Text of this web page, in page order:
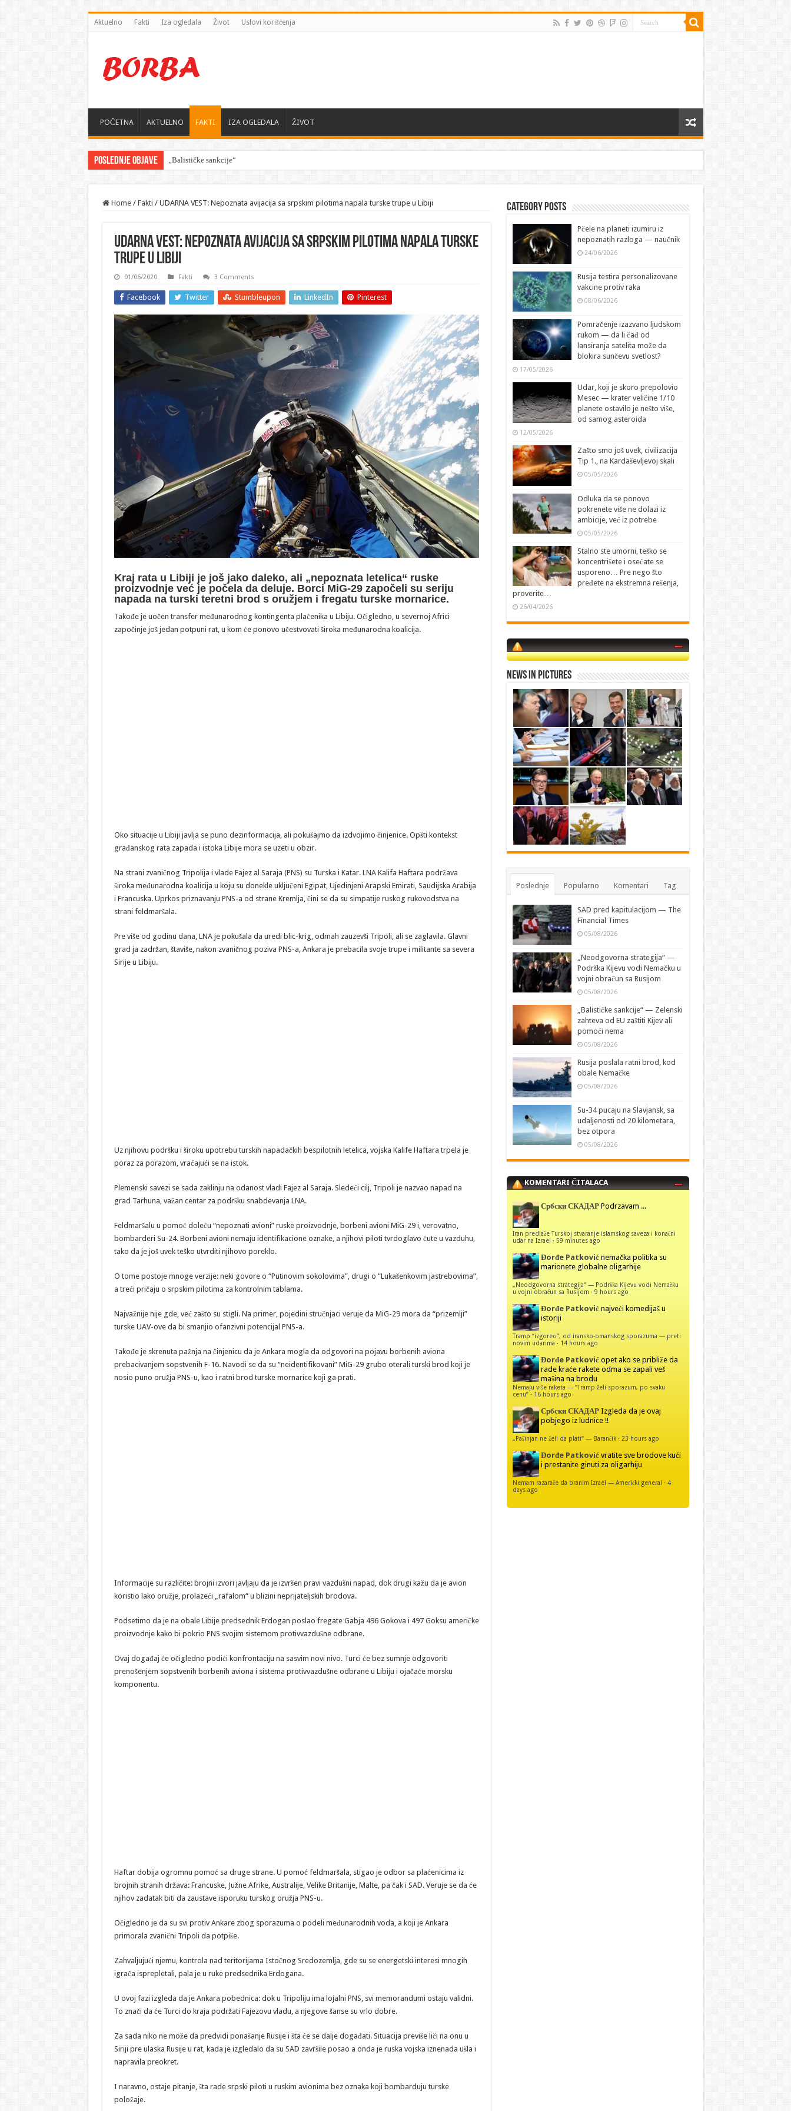
Aktuelno Fakti Iza ogledala Život Uslovi korišćenja
POČETNA AKTUELNO FAKTI IZA OGLEDALA ŽIVOT
Poslednje objave „Balističke sankcije“ — Zelenski zahteva od EU zaštiti Kijev
Home / Fakti / UDARNA VEST: Nepoznata avijacija sa srpskim pilotima napala turske trupe u Libiji
UDARNA VEST: Nepoznata avijacija sa srpskim pilotima napala turske
trupe u Libiji
01/06/2020 Fakti 3 Comments
Facebook Twitter Stumbleupon LinkedIn Pinterest
Kraj rata u Libiji je još jako daleko, ali „nepoznata letelica“ ruske
proizvodnje već je počela da deluje. Borci MiG-29 započeli su seriju
napada na turski teretni brod s oružjem i fregatu turske mornarice.
Takođe je uočen transfer međunarodnog kontingenta plaćenika u Libiju. Očigledno, u severnoj Africi
započinje još jedan potpuni rat, u kom će ponovo učestvovati široka međunarodna koalicija.
Oko situacije u Libiji javlja se puno dezinformacija, ali pokušajmo da izdvojimo činjenice. Opšti kontekst
građanskog rata zapada i istoka Libije mora se uzeti u obzir.
Na strani zvaničnog Tripolija i vlade Fajez al Saraja (PNS) su Turska i Katar. LNA Kalifa Haftara podržava
široka međunarodna koalicija u koju su donekle uključeni Egipat, Ujedinjeni Arapski Emirati, Saudijska Arabija
i Francuska. Uprkos priznavanju PNS-a od strane Kremlja, čini se da su simpatije ruskog rukovodstva na
strani feldmaršala.
Pre više od godinu dana, LNA je pokušala da uredi blic-krig, odmah zauzevši Tripoli, ali se zaglavila. Glavni
grad ja zadržan, štaviše, nakon zvaničnog poziva PNS-a, Ankara je prebacila svoje trupe i militante sa severa
Sirije u Libiju.
Uz njihovu podršku i široku upotrebu turskih napadačkih bespilotnih letelica, vojska Kalife Haftara trpela je
poraz za porazom, vraćajući se na istok.
Plemenski savezi se sada zaklinju na odanost vladi Fajez al Saraja. Sledeći cilj, Tripoli je nazvao napad na
grad Tarhuna, važan centar za podršku snabdevanja LNA.
Feldmaršalu u pomoć doleću “nepoznati avioni” ruske proizvodnje, borbeni avioni MiG-29 i, verovatno,
bombarderi Su-24. Borbeni avioni nemaju identifikacione oznake, a njihovi piloti tvrdoglavo ćute u vazduhu,
tako da je još uvek teško utvrditi njihovo poreklo.
O tome postoje mnoge verzije: neki govore o “Putinovim sokolovima”, drugi o “Lukašenkovim jastrebovima”,
a treći pričaju o srpskim pilotima za kontrolnim tablama.
Najvažnije nije gde, već zašto su stigli. Na primer, pojedini stručnjaci veruje da MiG-29 mora da “prizemlji”
turske UAV-ove da bi smanjio ofanzivni potencijal PNS-a.
Takođe je skrenuta pažnja na činjenicu da je Ankara mogla da odgovori na pojavu borbenih aviona
prebacivanjem sopstvenih F-16. Navodi se da su “neidentifikovani” MiG-29 grubo oterali turski brod koji je
nosio puno oružja PNS-u, kao i ratni brod turske mornarice koji ga prati.
Informacije su različite: brojni izvori javljaju da je izvršen pravi vazdušni napad, dok drugi kažu da je avion
koristio lako oružje, prolazeći „rafalom“ u blizini neprijateljskih brodova.
Podsetimo da je na obale Libije predsednik Erdogan poslao fregate Gabja 496 Gokova i 497 Goksu američke
proizvodnje kako bi pokrio PNS svojim sistemom protivvazdušne odbrane.
Ovaj događaj će očigledno podići konfrontaciju na sasvim novi nivo. Turci će bez sumnje odgovoriti
prenošenjem sopstvenih borbenih aviona i sistema protivvazdušne odbrane u Libiju i ojačaće morsku
komponentu.
Haftar dobija ogromnu pomoć sa druge strane. U pomoć feldmaršala, stigao je odbor sa plaćenicima iz
brojnih stranih država: Francuske, Južne Afrike, Australije, Velike Britanije, Malte, pa čak i SAD. Veruje se da će
njihov zadatak biti da zaustave isporuku turskog oružja PNS-u.
Očigledno je da su svi protiv Ankare zbog sporazuma o podeli međunarodnih voda, a koji je Ankara
primorala zvanični Tripoli da potpiše.
Zahvaljujući njemu, kontrola nad teritorijama Istočnog Sredozemlja, gde su se energetski interesi mnogih
igrača isprepletali, pala je u ruke predsednika Erdogana.
U ovoj fazi izgleda da je Ankara pobednica: dok u Tripoliju ima lojalni PNS, svi memorandumi ostaju validni.
To znači da će Turci do kraja podržati Fajezovu vladu, a njegove šanse su vrlo dobre.
Za sada niko ne može da predvidi ponašanje Rusije i šta će se dalje događati. Situacija previše liči na onu u
Siriji pre ulaska Rusije u rat, kada je izgledalo da su SAD završile posao a onda je ruska vojska iznenada ušla i
napravila preokret.
I naravno, ostaje pitanje, šta rade srpski piloti u ruskim avionima bez oznaka koji bombarduju turske
položaje.
Category Posts
Pčele na planeti izumiru iz
nepoznatih razloga — naučnik
24/06/2026
Rusija testira personalizovane
vakcine protiv raka
08/06/2026
Pomračenje izazvano ljudskom
rukom — da li čađ od
lansiranja satelita može da
blokira sunčevu svetlost?
17/05/2026
Udar, koji je skoro prepolovio
Mesec — krater veličine 1/10
planete ostavilo je nešto više,
od samog asteroida
12/05/2026
Zašto smo još uvek, civilizacija
Tip 1., na Kardaševljevoj skali
05/05/2026
Odluka da se ponovo
pokrenete više ne dolazi iz
ambicije, već iz potrebe
05/05/2026
Stalno ste umorni, teško se
koncentrišete i osećate se
usporeno… Pre nego što
pređete na ekstremna rešenja,
proverite…
26/04/2026
News in Pictures
Poslednje Popularno Komentari Tag
SAD pred kapitulacijom — The
Financial Times
05/08/2026
„Neodgovorna strategija“ —
Podrška Kijevu vodi Nemačku u
vojni obračun sa Rusijom
05/08/2026
„Balističke sankcije“ — Zelenski
zahteva od EU zaštiti Kijev ali
pomoći nema
05/08/2026
Rusija poslala ratni brod, kod
obale Nemačke
05/08/2026
Su-34 pucaju na Slavjansk, sa
udaljenosti od 20 kilometara,
bez otpora
05/08/2026
KOMENTARI ČITALACA
Србски СКАДАР Podrzavam ...
Iran predlaže Turskoj stvaranje islamskog saveza i konačni
udar na Izrael · 59 minutes ago
Đorđe Patković nemačka politika su
marionete globalne oligarhije
„Neodgovorna strategija“ — Podrška Kijevu vodi Nemačku
u vojni obračun sa Rusijom · 9 hours ago
Đorđe Patković najveći komedijaš u
istoriji
Tramp “izgoreo”, od iransko-omanskog sporazuma — preti
novim udarima · 14 hours ago
Đorđe Patković opet ako se približe da
rade kraće rakete odma se zapali veš
mašina na brodu
Nemaju više raketa — “Tramp želi sporazum, po svaku
cenu”· 16 hours ago
Србски СКАДАР Izgleda da je ovaj
pobjego iz ludnice !!
„Pašinjan ne želi da plati“ — Barančik· 23 hours ago
Đorđe Patković vratite sve brodove kući
i prestanite ginuti za oligarhiju
Nemam razarače da branim Izrael — Američki general · 4
days ago